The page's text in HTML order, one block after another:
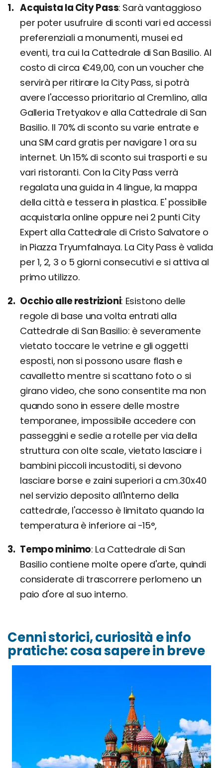
Acquista la City Pass Sarà vantaggioso
per poter usufruire di sconti vari ed accessi
preferenziali a monumenti, musei ed
eventi, tra cui la Cattedrale di San Basilio. Al
costo di circa €49,00, con un voucher che
servirà per ritirare la City Pass, si potrà
avere l'accesso prioritario al Cremlino, alla
Galleria Tretyakov e alla Cattedrale di San
Basilio. Il 70% di sconto su varie entrate e
una SIM card gratis per navigare 1 ora su
internet. Un 15% di sconto sui trasporti e su
vari ristoranti. Con la City Pass verrà
regalata una guida in 4 lingue, la mappa
della città e tessera in plastica. E' possibile
acquistarla online oppure nei 2 punti City
Expert alla Cattedrale di Cristo Salvatore o
in Piazza Tryumfalnaya. La City Pass è valida
per 1, 2, 3 o 5 giorni consecutivi e si attiva al
primo utilizzo.
Occhio alle restrizioni Esistono delle
regole di base una volta entrati alla
Cattedrale di San Basilio: è severamente
vietato toccare le vetrine e gli oggetti
esposti, non si possono usare flash e
cavalletto mentre si scattano foto o si
girano video, che sono consentite ma non
quando sono in essere delle mostre
temporanee, impossibile accedere con
passeggini e sedie a rotelle per via della
struttura con olte scale, vietato lasciare i
bambini piccoli incustoditi, si devono
lasciare borse e zaini superiori a cm.30x40
nel servizio deposito all'interno della
cattedrale, l'accesso è limitato quando la
temperatura è inferiore ai -15°,
Tempo minimo La Cattedrale di San
Basilio contiene molte opere d'arte, quindi
considerate di trascorrere perlomeno un
paio d'ore al suo interno.
Cenni storici, curiosità e info
pratiche: cosa sapere in breve